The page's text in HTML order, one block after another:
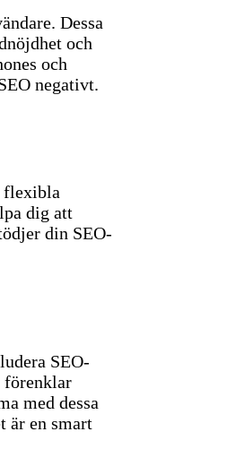
Dessa
och
och
negativt.
flexibla
dig att
din SEO-
SEO-
förenklar
med dessa
är en smart